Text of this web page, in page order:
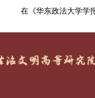
在《华东政法大学学